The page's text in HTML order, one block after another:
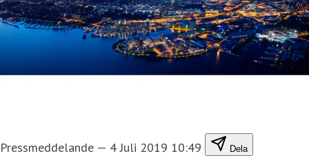
Pressmeddelande — 4 Juli 2019 10:49 Dela